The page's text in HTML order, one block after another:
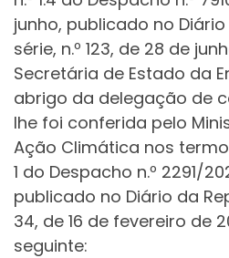
junho, publicado no Diário
série, n.º 123, de 28 de
Secretária de Estado da
abrigo da delegação de
lhe foi conferida pelo
Ação Climática nos
1 do Despacho n.º 2291/
publicado no Diário da
34, de 16 de fevereiro de
seguinte: